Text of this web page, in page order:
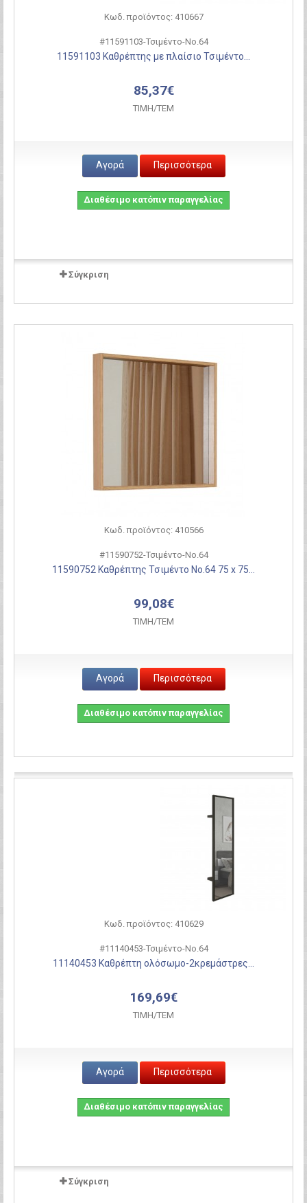
Κωδ. προϊόντος: 410667
#11591103-Τσιμέντο-Νο.64
11591103 Καθρέπτης με πλαίσιο Τσιμέντο...
85,37€
ΤΙΜH/ΤΕΜ
Αγορά Περισσότερα
Διαθέσιμο κατόπιν παραγγελίας
Σύγκριση
Κωδ. προϊόντος: 410566
#11590752-Τσιμέντο-Νο.64
11590752 Καθρέπτης Τσιμέντο Νο.64 75 x 75...
99,08€
ΤΙΜH/ΤΕΜ
Αγορά Περισσότερα
Διαθέσιμο κατόπιν παραγγελίας
Κωδ. προϊόντος: 410629
#11140453-Τσιμέντο-Νο.64
11140453 Καθρέπτη ολόσωμο-2κρεμάστρες...
169,69€
ΤΙΜH/ΤΕΜ
Αγορά Περισσότερα
Διαθέσιμο κατόπιν παραγγελίας
Σύγκριση